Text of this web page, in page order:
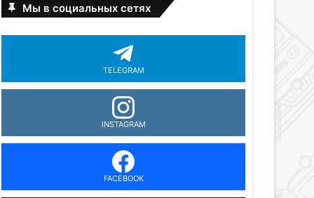
Мы в социальных сетях
TELEGRAM
INSTAGRAM
FACEBOOK